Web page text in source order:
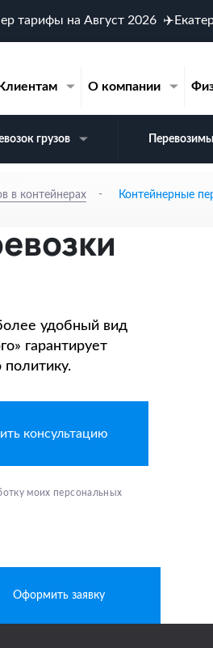
тарифы на Август 2026
грузов
Клиентам О компании
в контейнерах - Контейнерные
удобный вид
гарантирует
политику.
моих персональных
Оформить заявку